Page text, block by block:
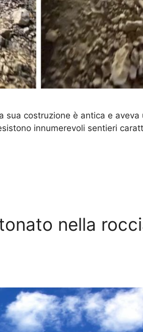
costruzione è antica e aveva
innumerevoli sentieri
nella